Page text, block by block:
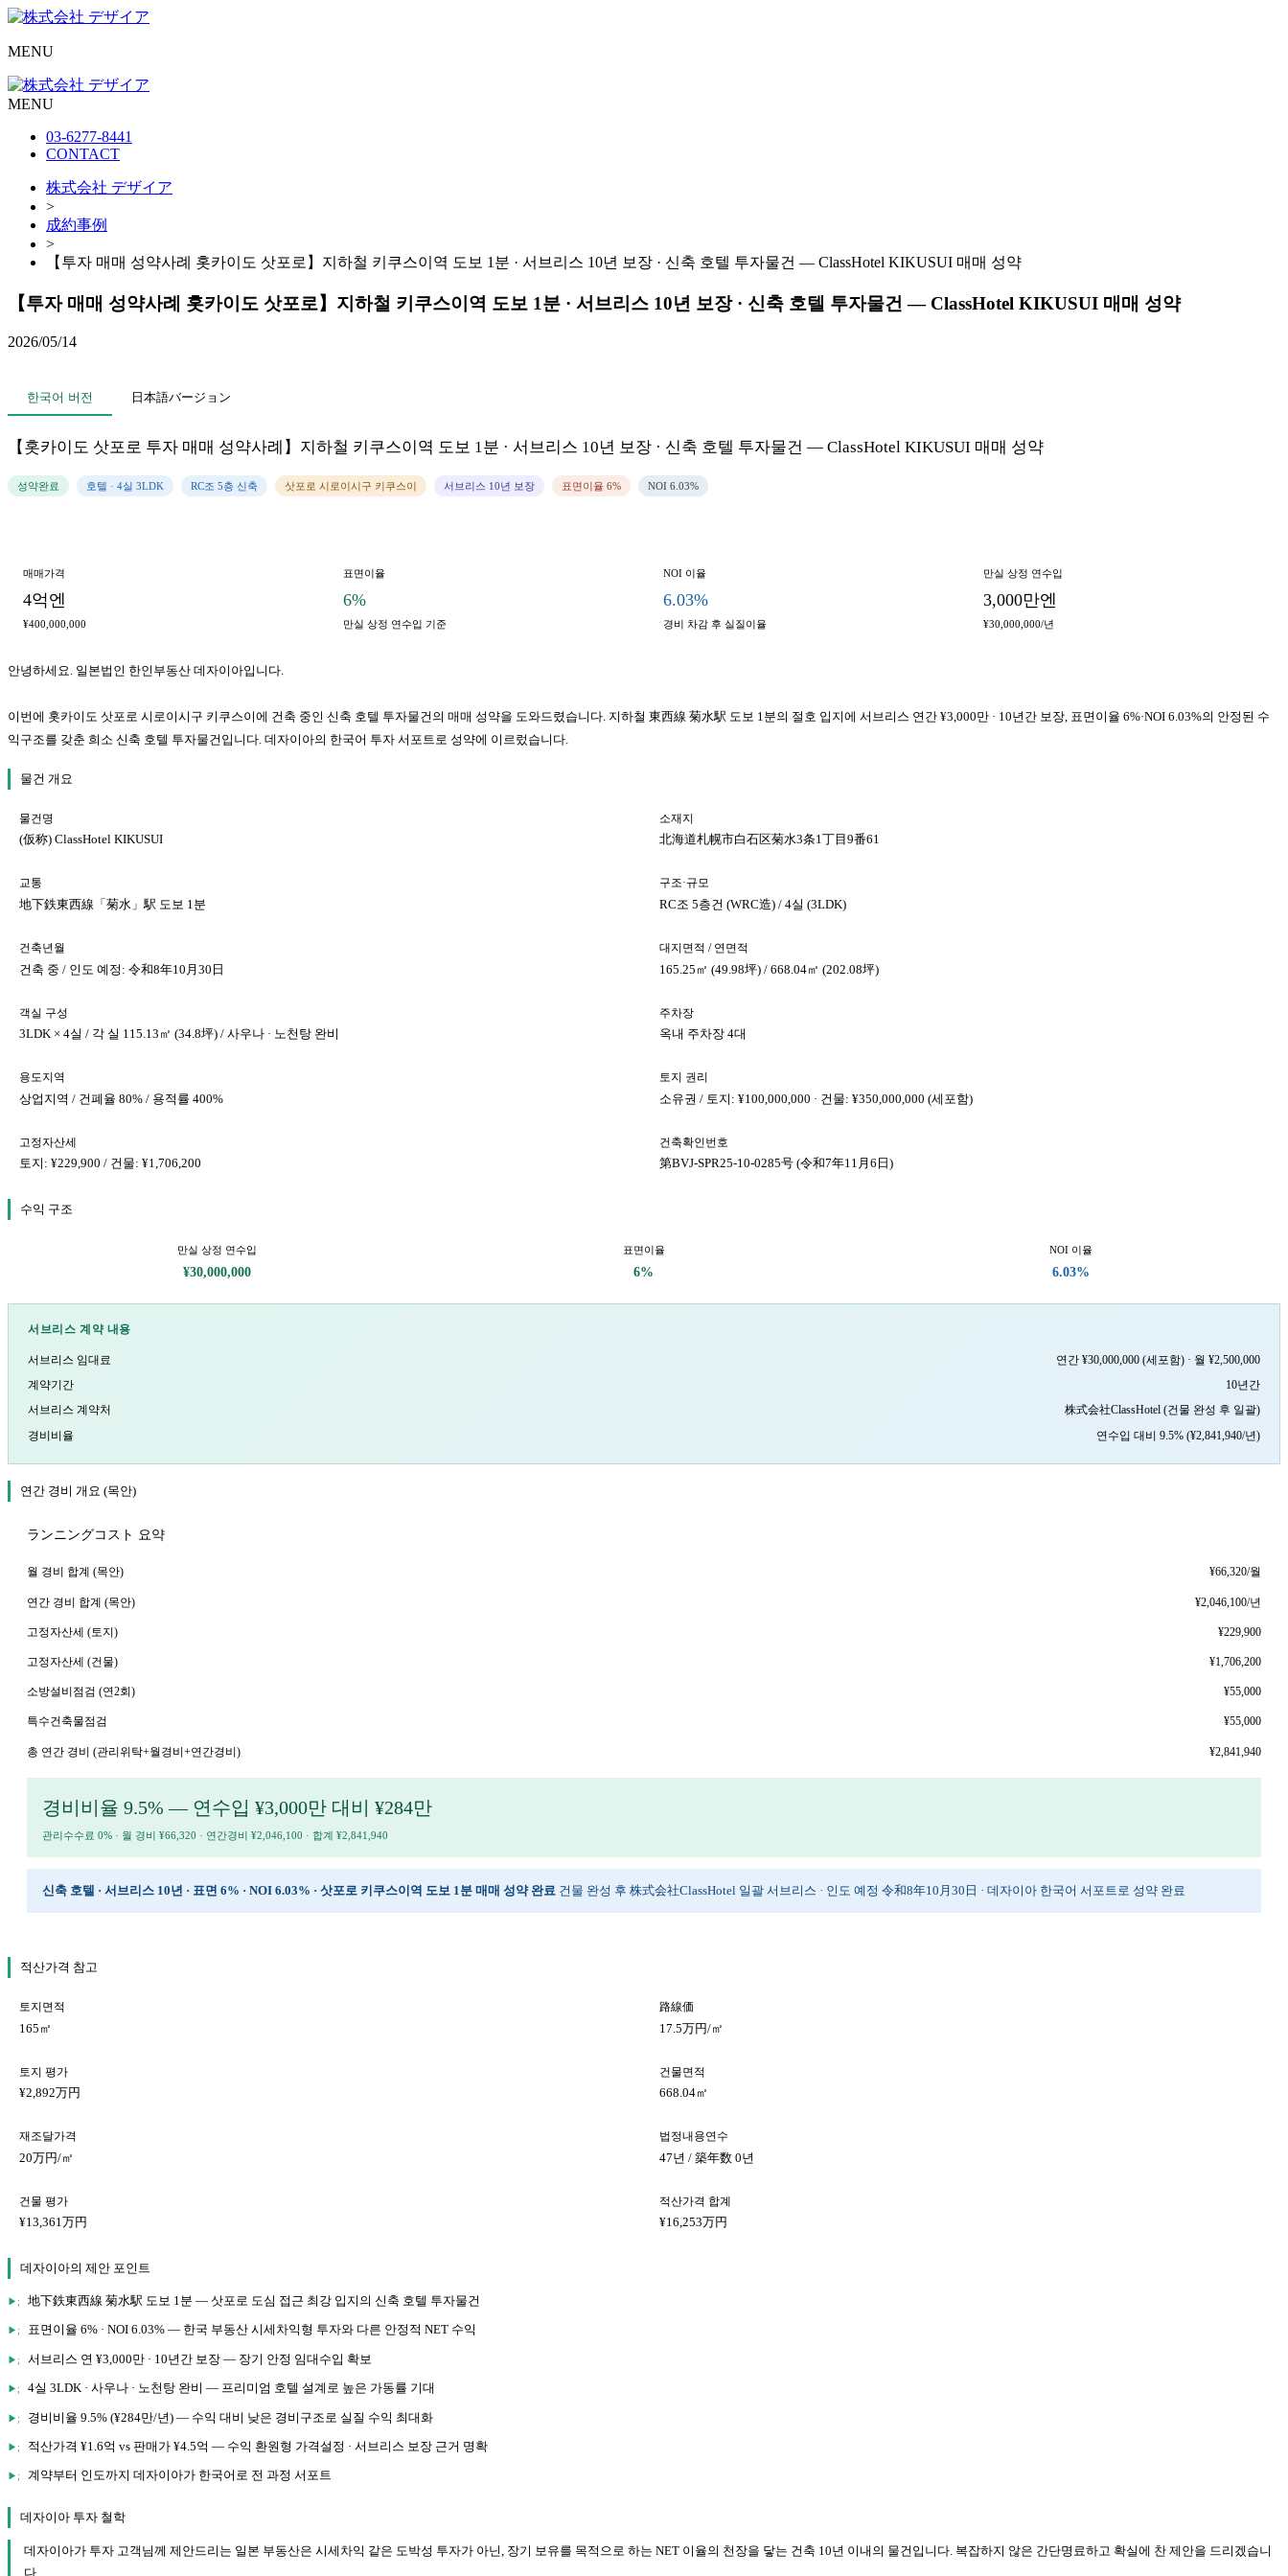
MENU
MENU
03-6277-8441
CONTACT
株式会社 デザイア
>
成約事例
>
【투자 매매 성약사례 홋카이도 삿포로】지하철 키쿠스이역 도보 1분 · 서브리스 10년 보장 · 신축 호텔 투자물건 — ClassHotel KIKUSUI 매매 성약
【투자 매매 성약사례 홋카이도 삿포로】지하철 키쿠스이역 도보 1분 · 서브리스 10년 보장 · 신축 호텔 투자물건 — ClassHotel KIKUSUI 매매 성약
2026/05/14
한국어 버전 日本語バージョン
【홋카이도 삿포로 투자 매매 성약사례】지하철 키쿠스이역 도보 1분 · 서브리스 10년 보장 · 신축 호텔 투자물건 — ClassHotel KIKUSUI 매매 성약
성약완료 호텔 · 4실 3LDK RC조 5층 신축 삿포로 시로이시구 키쿠스이 서브리스 10년 보장 표면이율 6% NOI 6.03%
매매가격
4억엔
¥400,000,000
표면이율
6%
만실 상정 연수입 기준
NOI 이율
6.03%
경비 차감 후 실질이율
만실 상정 연수입
3,000만엔
¥30,000,000/년
안녕하세요. 일본법인 한인부동산 데자이아입니다.
이번에 홋카이도 삿포로 시로이시구 키쿠스이에 건축 중인 신축 호텔 투자물건의 매매 성약을 도와드렸습니다. 지하철 東西線 菊水駅 도보 1분의 절호 입지에 서브리스 연간 ¥3,000만 · 10년간 보장, 표면이율 6%·NOI 6.03%의 안정된 수
익구조를 갖춘 희소 신축 호텔 투자물건입니다. 데자이아의 한국어 투자 서포트로 성약에 이르렀습니다.
물건 개요
물건명
(仮称) ClassHotel KIKUSUI
소재지
北海道札幌市白石区菊水3条1丁目9番61
교통
地下鉄東西線「菊水」駅 도보 1분
구조·규모
RC조 5층건 (WRC造) / 4실 (3LDK)
건축년월
건축 중 / 인도 예정: 令和8年10月30日
대지면적 / 연면적
165.25㎡ (49.98坪) / 668.04㎡ (202.08坪)
객실 구성
3LDK × 4실 / 각 실 115.13㎡ (34.8坪) / 사우나 · 노천탕 완비
주차장
옥내 주차장 4대
용도지역
상업지역 / 건폐율 80% / 용적률 400%
토지 권리
소유권 / 토지: ¥100,000,000 · 건물: ¥350,000,000 (세포함)
고정자산세
토지: ¥229,900 / 건물: ¥1,706,200
건축확인번호
第BVJ-SPR25-10-0285号 (令和7年11月6日)
수익 구조
만실 상정 연수입
¥30,000,000
표면이율
6%
NOI 이율
6.03%
서브리스 계약 내용
서브리스 임대료
연간 ¥30,000,000 (세포함) · 월 ¥2,500,000
계약기간
10년간
서브리스 계약처
株式会社ClassHotel (건물 완성 후 일괄)
경비비율
연수입 대비 9.5% (¥2,841,940/년)
연간 경비 개요 (목안)
ランニングコスト 요약
월 경비 합계 (목안) ¥66,320/월
연간 경비 합계 (목안) ¥2,046,100/년
고정자산세 (토지) ¥229,900
고정자산세 (건물) ¥1,706,200
소방설비점검 (연2회) ¥55,000
특수건축물점검 ¥55,000
총 연간 경비 (관리위탁+월경비+연간경비) ¥2,841,940
경비비율 9.5% — 연수입 ¥3,000만 대비 ¥284만
관리수수료 0% · 월 경비 ¥66,320 · 연간경비 ¥2,046,100 · 합계 ¥2,841,940
신축 호텔 · 서브리스 10년 · 표면 6% · NOI 6.03% · 삿포로 키쿠스이역 도보 1분 매매 성약 완료 건물 완성 후 株式会社ClassHotel 일괄 서브리스 · 인도 예정 令和8年10月30日 · 데자이아 한국어 서포트로 성약 완료
적산가격 참고
토지면적
165㎡
路線価
17.5万円/㎡
토지 평가
¥2,892万円
건물면적
668.04㎡
재조달가격
20万円/㎡
법정내용연수
47년 / 築年数 0년
건물 평가
¥13,361万円
적산가격 합계
¥16,253万円
데자이아의 제안 포인트
地下鉄東西線 菊水駅 도보 1분 — 삿포로 도심 접근 최강 입지의 신축 호텔 투자물건
표면이율 6% · NOI 6.03% — 한국 부동산 시세차익형 투자와 다른 안정적 NET 수익
서브리스 연 ¥3,000만 · 10년간 보장 — 장기 안정 임대수입 확보
4실 3LDK · 사우나 · 노천탕 완비 — 프리미엄 호텔 설계로 높은 가동률 기대
경비비율 9.5% (¥284만/년) — 수익 대비 낮은 경비구조로 실질 수익 최대화
적산가격 ¥1.6억 vs 판매가 ¥4.5억 — 수익 환원형 가격설정 · 서브리스 보장 근거 명확
계약부터 인도까지 데자이아가 한국어로 전 과정 서포트
데자이아 투자 철학
데자이아가 투자 고객님께 제안드리는 일본 부동산은 시세차익 같은 도박성 투자가 아닌, 장기 보유를 목적으로 하는 NET 이율의 천장을 닿는 건축 10년 이내의 물건입니다. 복잡하지 않은 간단명료하고 확실에 찬 제안을 드리겠습니
다.